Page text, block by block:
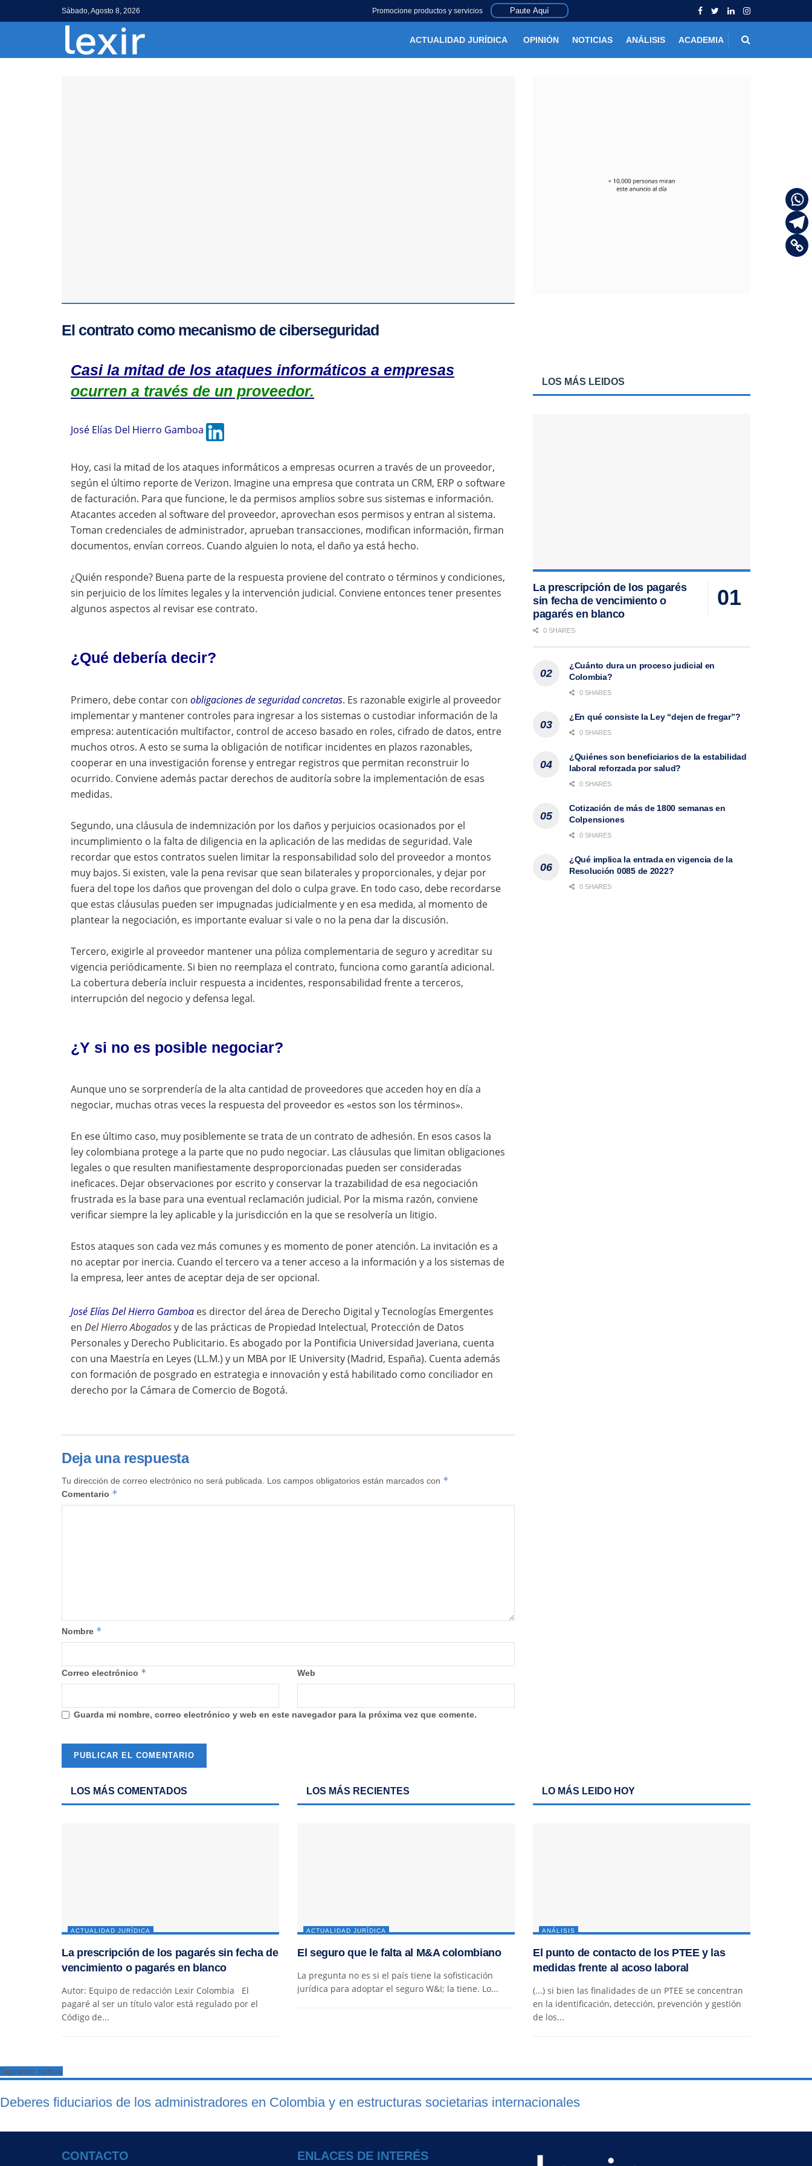
Sábado, Agosto 8, 2026 Promocione productos y servicios Paute Aquí
ACTUALIDAD JURÍDICA OPINIÓN NOTICIAS ANÁLISIS ACADEMIA
El contrato como mecanismo de ciberseguridad
Casi la mitad de los ataques informáticos a empresas
ocurren a través de un proveedor.
José Elías Del Hierro Gamboa
Hoy, casi la mitad de los ataques informáticos a empresas ocurren a través de un proveedor,
según el último reporte de Verizon. Imagine una empresa que contrata un CRM, ERP o software
de facturación. Para que funcione, le da permisos amplios sobre sus sistemas e información.
Atacantes acceden al software del proveedor, aprovechan esos permisos y entran al sistema.
Toman credenciales de administrador, aprueban transacciones, modifican información, firman
documentos, envían correos. Cuando alguien lo nota, el daño ya está hecho.
¿Quién responde? Buena parte de la respuesta proviene del contrato o términos y condiciones,
sin perjuicio de los límites legales y la intervención judicial. Conviene entonces tener presentes
algunos aspectos al revisar ese contrato.
¿Qué debería decir?
Primero, debe contar con obligaciones de seguridad concretas. Es razonable exigirle al proveedor
implementar y mantener controles para ingresar a los sistemas o custodiar información de la
empresa: autenticación multifactor, control de acceso basado en roles, cifrado de datos, entre
muchos otros. A esto se suma la obligación de notificar incidentes en plazos razonables,
cooperar en una investigación forense y entregar registros que permitan reconstruir lo
ocurrido. Conviene además pactar derechos de auditoría sobre la implementación de esas
medidas.
Segundo, una cláusula de indemnización por los daños y perjuicios ocasionados por el
incumplimiento o la falta de diligencia en la aplicación de las medidas de seguridad. Vale
recordar que estos contratos suelen limitar la responsabilidad solo del proveedor a montos
muy bajos. Si existen, vale la pena revisar que sean bilaterales y proporcionales, y dejar por
fuera del tope los daños que provengan del dolo o culpa grave. En todo caso, debe recordarse
que estas cláusulas pueden ser impugnadas judicialmente y en esa medida, al momento de
plantear la negociación, es importante evaluar si vale o no la pena dar la discusión.
Tercero, exigirle al proveedor mantener una póliza complementaria de seguro y acreditar su
vigencia periódicamente. Si bien no reemplaza el contrato, funciona como garantía adicional.
La cobertura debería incluir respuesta a incidentes, responsabilidad frente a terceros,
interrupción del negocio y defensa legal.
¿Y si no es posible negociar?
Aunque uno se sorprendería de la alta cantidad de proveedores que acceden hoy en día a
negociar, muchas otras veces la respuesta del proveedor es «estos son los términos».
En ese último caso, muy posiblemente se trata de un contrato de adhesión. En esos casos la
ley colombiana protege a la parte que no pudo negociar. Las cláusulas que limitan obligaciones
legales o que resulten manifiestamente desproporcionadas pueden ser consideradas
ineficaces. Dejar observaciones por escrito y conservar la trazabilidad de esa negociación
frustrada es la base para una eventual reclamación judicial. Por la misma razón, conviene
verificar siempre la ley aplicable y la jurisdicción en la que se resolvería un litigio.
Estos ataques son cada vez más comunes y es momento de poner atención. La invitación es a
no aceptar por inercia. Cuando el tercero va a tener acceso a la información y a los sistemas de
la empresa, leer antes de aceptar deja de ser opcional.
José Elías Del Hierro Gamboa es director del área de Derecho Digital y Tecnologías Emergentes
en Del Hierro Abogadosy de las prácticas de Propiedad Intelectual, Protección de Datos
Personales y Derecho Publicitario. Es abogado por la Pontificia Universidad Javeriana, cuenta
con una Maestría en Leyes (LL.M.) y un MBA por IE University (Madrid, España). Cuenta además
con formación de posgrado en estrategia e innovación y está habilitado como conciliador en
derecho por la Cámara de Comercio de Bogotá.
Deja una respuesta
Tu dirección de correo electrónico no será publicada. Los campos obligatorios están marcados con *
Comentario *
Nombre *
Correo electrónico * Web
Guarda mi nombre, correo electrónico y web en este navegador para la próxima vez que comente.
LOS MÁS LEIDOS
La prescripción de los pagarés
sin fecha de vencimiento o
pagarés en blanco
0 SHARES
¿Cuánto dura un proceso judicial en
Colombia?
0 SHARES
¿En qué consiste la Ley “dejen de fregar”?
0 SHARES
¿Quiénes son beneficiarios de la estabilidad
laboral reforzada por salud?
0 SHARES
Cotización de más de 1800 semanas en
Colpensiones
0 SHARES
¿Qué implica la entrada en vigencia de la
Resolución 0085 de 2022?
0 SHARES
LOS MÁS COMENTADOS
ACTUALIDAD JURÍDICA
La prescripción de los pagarés sin fecha de
vencimiento o pagarés en blanco
Autor: Equipo de redacción Lexir Colombia El
pagaré al ser un título valor está regulado por el
Código de...
LOS MÁS RECIENTES
ACTUALIDAD JURÍDICA
El seguro que le falta al M&A colombiano
La pregunta no es si el país tiene la sofisticación
jurídica para adoptar el seguro W&I; la tiene. Lo...
LO MÁS LEIDO HOY
ANÁLISIS
El punto de contacto de los PTEE y las
medidas frente al acoso laboral
(...) si bien las finalidades de un PTEE se concentran
en la identificación, detección, prevención y gestión
de los...
Siguiente noticia
Deberes fiduciarios de los administradores en Colombia y en estructuras societarias internacionales
CONTACTO ENLACES DE INTERÉS